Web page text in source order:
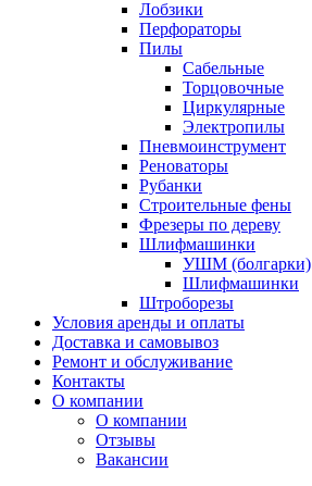
Лобзики
Перфораторы
Пилы
Сабельные
Торцовочные
Циркулярные
Электропилы
Пневмоинструмент
Реноваторы
Рубанки
Строительные фены
Фрезеры по дереву
Шлифмашинки
УШМ (болгарки)
Шлифмашинки
Штроборезы
Условия аренды и оплаты
Доставка и самовывоз
Ремонт и обслуживание
Контакты
О компании
О компании
Отзывы
Вакансии